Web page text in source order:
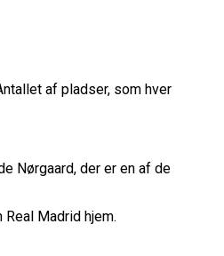
af pladser, som hver
Nørgaard, der er en af de
Madrid hjem.